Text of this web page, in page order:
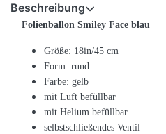
Beschreibung
Folienballon Smiley Face blau
Größe: 18in/45 cm
Form: rund
Farbe: gelb
mit Luft befüllbar
mit Helium befüllbar
selbstschließendes Ventil